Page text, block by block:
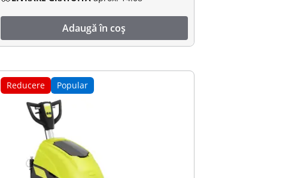
Adaugă în coș
Reducere Popular